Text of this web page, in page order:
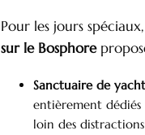
Pour les jours
sur le Bosphore
Sanctuaire de
entièrement
loin des